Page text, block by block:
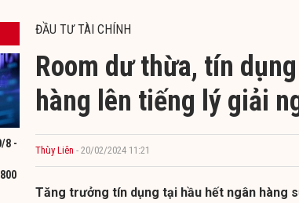
8 -
ĐẦU TƯ TÀI CHÍNH
Room dư thừa, tín
hàng lên tiếng lý giải
Thùy Liên - 20/02/2024 11:21
Tăng trưởng tín dụng tại hầu hết ngân hàng